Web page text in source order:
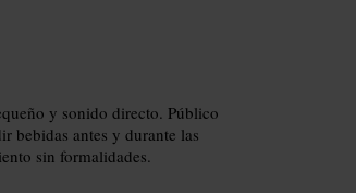
y sonido directo. Público
bebidas antes y durante las
sin formalidades.